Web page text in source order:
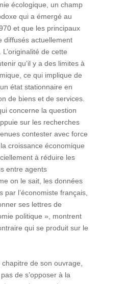
écologique, un champ
qui a émergé au
et que les principaux
diffusés actuellement
de cette
qu’il y a des limites à
ce qui implique de
état stationnaire en
de biens et de services.
concerne la question
sur les recherches
contester avec force
croissance économique
à réduire les
entre agents
on le sait, les données
par l’économiste français,
ses lettres de
politique », montrent
qui se produit sur le
de son ouvrage,
de s’opposer à la